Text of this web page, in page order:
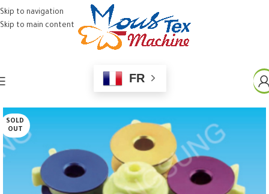
Skip to navigation
Skip to main content
FR
SOLD
OUT